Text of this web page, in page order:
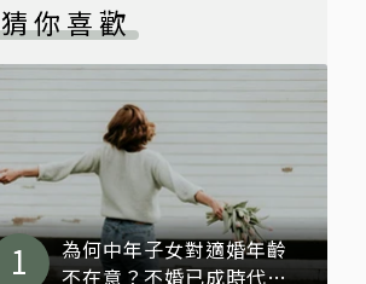
猜你喜歡
為何中年子女對適婚年齡
不在意？不婚已成時代流